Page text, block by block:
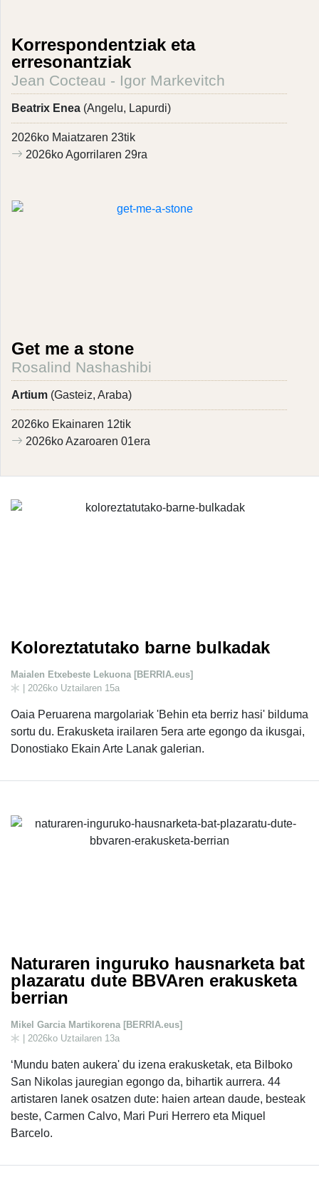
Korrespondentziak eta
erresonantziak
Jean Cocteau - Igor Markevitch
Beatrix Enea (Angelu, Lapurdi)
2026ko Maiatzaren 23tik
2026ko Agorrilaren 29ra
Get me a stone
Rosalind Nashashibi
Artium (Gasteiz, Araba)
2026ko Ekainaren 12tik
2026ko Azaroaren 01era
Koloreztatutako barne bulkadak
Maialen Etxebeste Lekuona [BERRIA.eus]
| 2026ko Uztailaren 15a
Oaia Peruarena margolariak 'Behin eta berriz hasi' bilduma
sortu du. Erakusketa irailaren 5era arte egongo da ikusgai,
Donostiako Ekain Arte Lanak galerian.
Naturaren inguruko hausnarketa bat
plazaratu dute BBVAren erakusketa
berrian
Mikel Garcia Martikorena [BERRIA.eus]
| 2026ko Uztailaren 13a
‘Mundu baten aukera' du izena erakusketak, eta Bilboko
San Nikolas jauregian egongo da, bihartik aurrera. 44
artistaren lanek osatzen dute: haien artean daude, besteak
beste, Carmen Calvo, Mari Puri Herrero eta Miquel
Barcelo.